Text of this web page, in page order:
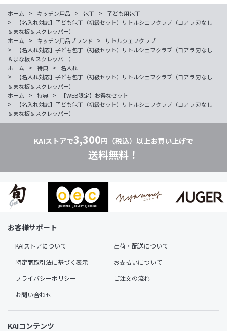
ホーム > キッチン用品 > 包丁 > 子ども用包丁
>
【名入れ対応】子ども包丁（初級セット）リトルシェフクラブ（コアラ 刃なし
＆まな板＆スクレッパー）
ホーム
> キッチン用品ブランド > リトルシェフクラブ
>
【名入れ対応】子ども包丁（初級セット）リトルシェフクラブ（コアラ 刃なし
＆まな板＆スクレッパー）
ホーム
> 特典 > 名入れ
>
【名入れ対応】子ども包丁（初級セット）リトルシェフクラブ（コアラ 刃なし
＆まな板＆スクレッパー）
ホーム
> 特典 > 【WEB限定】お得なセット
>
【名入れ対応】子ども包丁（初級セット）リトルシェフクラブ（コアラ 刃なし
＆まな板＆スクレッパー）
KAIストアで3,300円（税込）以上お買い上げで
送料無料！
お客様サポート
KAIストアについて
出荷・配送について
特定商取引法に基づく表示
お支払いについて
プライバシーポリシー
ご注文の流れ
お問い合わせ
KAIコンテンツ